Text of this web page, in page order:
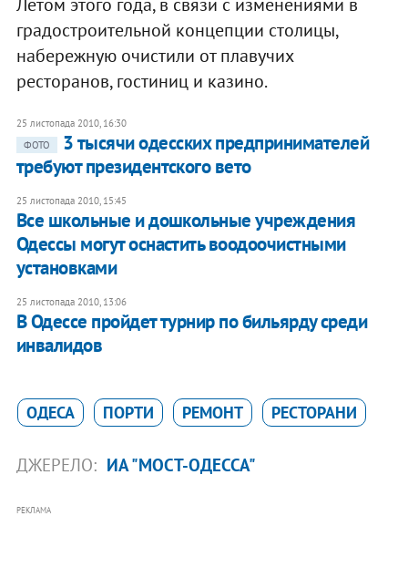
градостроительной концепции столицы,
набережную очистили от плавучих
ресторанов, гостиниц и казино.
25 листопада 2010, 16:30
ФОТО
3 тысячи одесских предпринимателей
требуют президентского вето
25 листопада 2010, 15:45
Все школьные и дошкольные учреждения
Одессы могут оснастить воодоочистными
установками
25 листопада 2010, 13:06
В Одессе пройдет турнир по бильярду среди
инвалидов
ОДЕСА ПОРТИ РЕМОНТ РЕСТОРАНИ
ДЖЕРЕЛО: ИА "МОСТ-ОДЕССА"
РЕКЛАМА